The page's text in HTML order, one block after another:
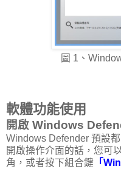
圖 1、
軟體功能使用
開啟 Windows
Windows Defender 預設
開啟操作介面的話，您可
角，或者按下組合鍵 「